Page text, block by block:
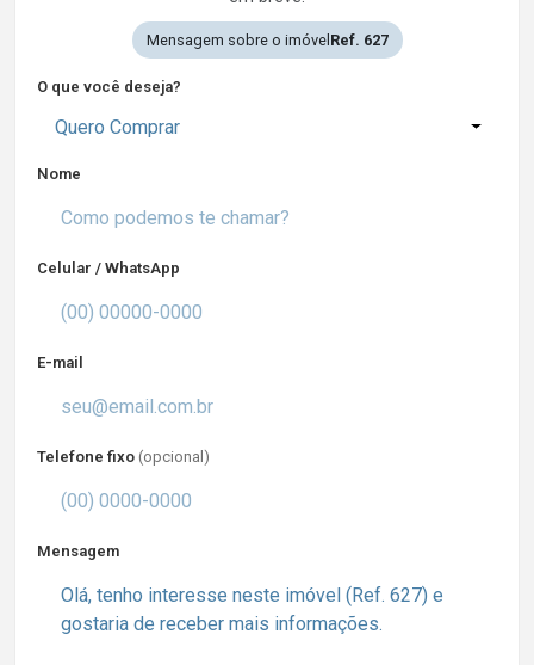
Mensagem sobre o imóvelRef. 627
O que você deseja?
Quero Comprar
Nome
Celular / WhatsApp
E-mail
Telefone fixo (opcional)
Mensagem